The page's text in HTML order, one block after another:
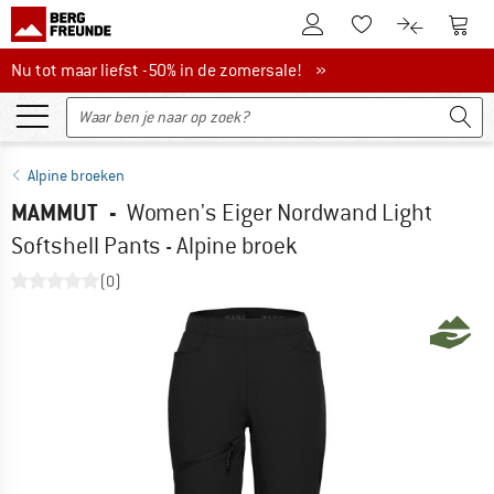
De klantenaccount
Naar deNaar de
Nu tot maar liefst -50% in de zomersale!
Nu tot maar liefst -50% in de zomersale! »
Alpine broeken
MAMMUT - Women's Eiger Nordwand Light
Softshell Pants - Alpine broek
(0)